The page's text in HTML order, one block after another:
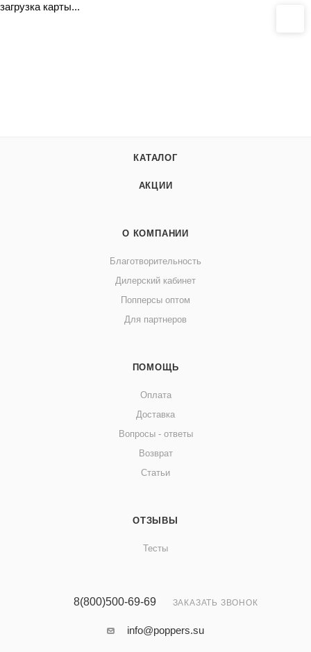
загрузка карты...
КАТАЛОГ
АКЦИИ
О КОМПАНИИ
Благотворительность
Дилерский кабинет
Попперсы оптом
Для партнеров
ПОМОЩЬ
Оплата
Доставка
Вопросы - ответы
Возврат
Статьи
ОТЗЫВЫ
Тесты
8(800)500-69-69 ЗАКАЗАТЬ ЗВОНОК
info@poppers.su